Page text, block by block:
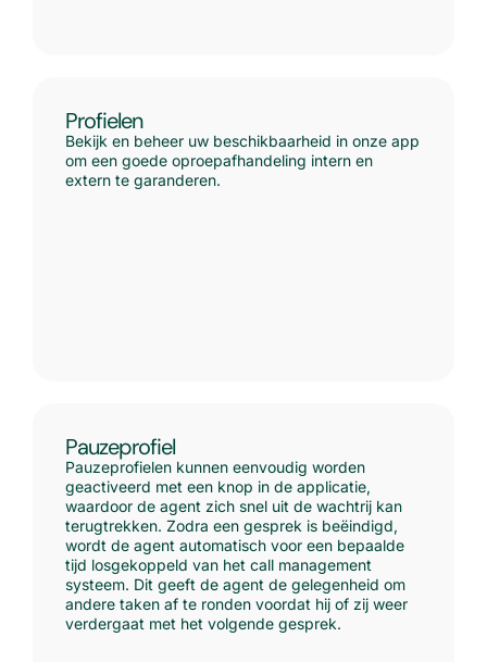
Profielen
Bekijk en beheer uw beschikbaarheid in onze app
om een goede oproepafhandeling intern en
extern te garanderen.
Pauzeprofiel
Pauzeprofielen kunnen eenvoudig worden
geactiveerd met een knop in de applicatie,
waardoor de agent zich snel uit de wachtrij kan
terugtrekken. Zodra een gesprek is beëindigd,
wordt de agent automatisch voor een bepaalde
tijd losgekoppeld van het call management
systeem. Dit geeft de agent de gelegenheid om
andere taken af te ronden voordat hij of zij weer
verdergaat met het volgende gesprek.